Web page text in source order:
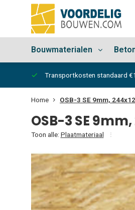
Bouwmaterialen
Transportkosten standaard
Home OSB-3 SE 9mm,
OSB-3 SE
Toon alle: Plaatmateriaal